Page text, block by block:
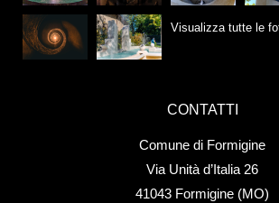
Visualizza tutte le
CONTATTI
Comune di Formigine
Via Unità d’Italia 26
41043 Formigine (MO)